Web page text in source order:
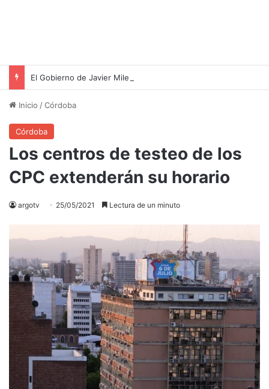
Inicio /Córdoba
Córdoba
Los centros de testeo de los
CPC extenderán su horario
argotv 25/05/2021 Lectura de un minuto